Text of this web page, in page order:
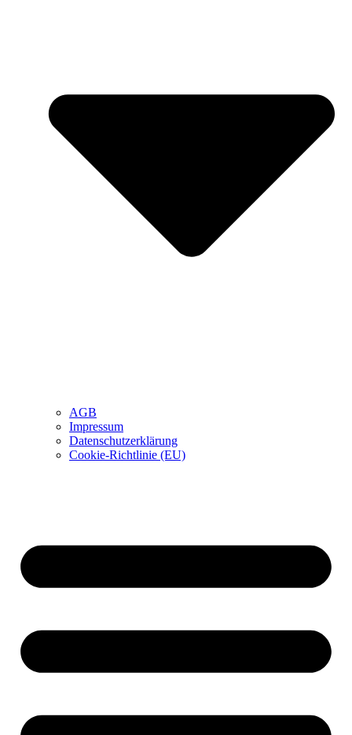
AGB
Impressum
Datenschutzerklärung
Cookie-Richtlinie (EU)